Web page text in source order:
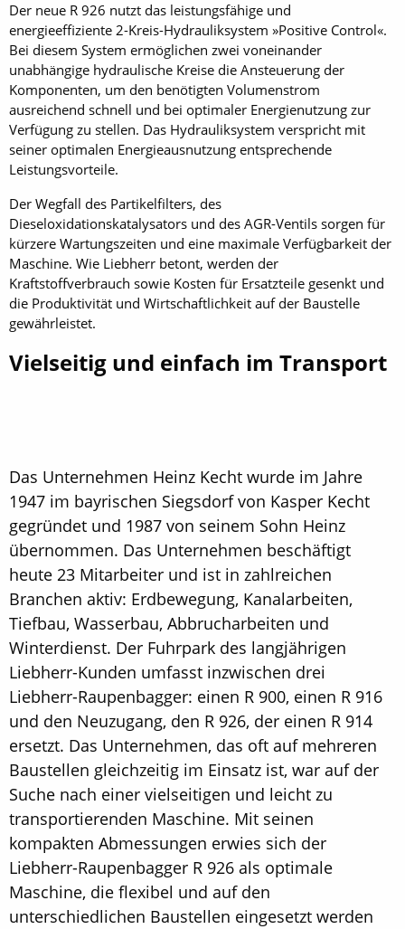
Der neue R 926 nutzt das leistungsfähige und
energieeffiziente 2-Kreis-Hydrauliksystem »Positive Control«.
Bei diesem System ermöglichen zwei voneinander
unabhängige hydraulische Kreise die Ansteuerung der
Komponenten, um den benötigten Volumenstrom
ausreichend schnell und bei optimaler Energienutzung zur
Verfügung zu stellen. Das Hydrauliksystem verspricht mit
seiner optimalen Energieausnutzung entsprechende
Leistungsvorteile.
Der Wegfall des Partikelfilters, des
Dieseloxidationskatalysators und des AGR-Ventils sorgen für
kürzere Wartungszeiten und eine maximale Verfügbarkeit der
Maschine. Wie Liebherr betont, werden der
Kraftstoffverbrauch sowie Kosten für Ersatzteile gesenkt und
die Produktivität und Wirtschaftlichkeit auf der Baustelle
gewährleistet.
Vielseitig und einfach im Transport
Das Unternehmen Heinz Kecht wurde im Jahre
1947 im bayrischen Siegsdorf von Kasper Kecht
gegründet und 1987 von seinem Sohn Heinz
übernommen. Das Unternehmen beschäftigt
heute 23 Mitarbeiter und ist in zahlreichen
Branchen aktiv: Erdbewegung, Kanalarbeiten,
Tiefbau, Wasserbau, Abbrucharbeiten und
Winterdienst. Der Fuhrpark des langjährigen
Liebherr-Kunden umfasst inzwischen drei
Liebherr-Raupenbagger: einen R 900, einen R 916
und den Neuzugang, den R 926, der einen R 914
ersetzt. Das Unternehmen, das oft auf mehreren
Baustellen gleichzeitig im Einsatz ist, war auf der
Suche nach einer vielseitigen und leicht zu
transportierenden Maschine. Mit seinen
kompakten Abmessungen erwies sich der
Liebherr-Raupenbagger R 926 als optimale
Maschine, die flexibel und auf den
unterschiedlichen Baustellen eingesetzt werden